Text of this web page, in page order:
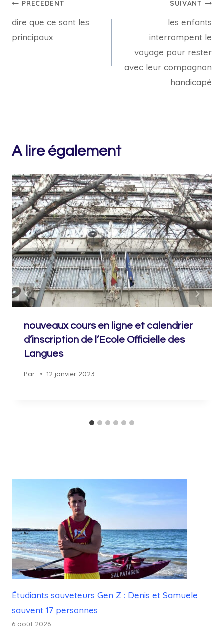
Navigation
de
l’article
PRÉCÉDENT
dire que ce sont les
principaux
SUIVANT
les enfants
interrompent le
voyage pour rester
avec leur compagnon
handicapé
A lire également
nouveaux cours en ligne et calendrier
d’inscription de l’Ecole Officielle des
Langues
Par 12 janvier 2023
Étudiants sauveteurs Gen Z : Denis et Samuele
sauvent 17 personnes
6 août 2026